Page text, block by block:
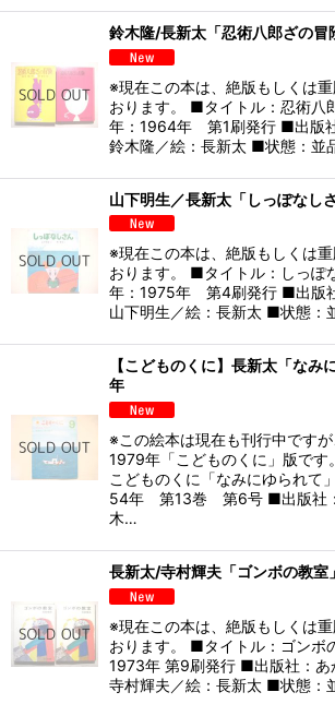
鈴木隆/長新太「忍術八郎ざの
※現在この本は、絶版もしくは
おります。 ■タイトル：忍術八
年：1964年 第1刷発行 ■出版
鈴木隆／絵：長新太 ■状態：並
山下明生／長新太「しっぽなし
※現在この本は、絶版もしくは
おります。 ■タイトル：しっぽ
年：1975年 第4刷発行 ■出版
山下明生／絵：長新太 ■状態：
【こどものくに】長新太「なみ
年
※この絵本は現在も刊行中です
1979年「こどものくに」版です
こどものくに「なみにゆられて
54年 第13巻 第6号 ■出版社
木…
長新太/寺村輝夫「ゴンボの教室
※現在この本は、絶版もしくは
おります。 ■タイトル：ゴンボ
1973年 第9刷発行 ■出版社：あ
寺村輝夫／絵：長新太 ■状態：